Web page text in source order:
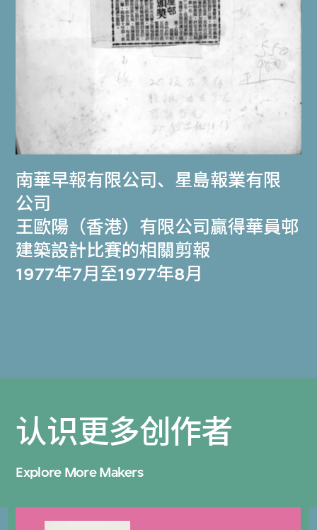
南華早報有限公司 、 星島報業有限
公司
王歐陽（香港）有限公司贏得華員邨
建築設計比賽的相關剪報
1977年7月至1977年8月
认识更多创作者
Explore More Makers